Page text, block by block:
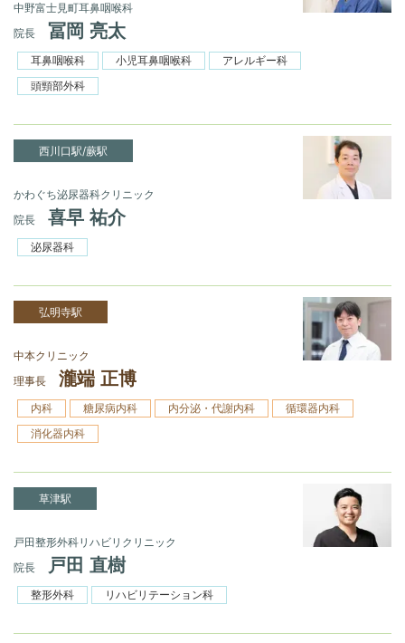
中野富士見町耳鼻咽喉科
院長
冨岡 亮太
耳鼻咽喉科 小児耳鼻咽喉科
アレルギー科
頭頸部外科
西川口駅/蕨駅
かわぐち泌尿器科クリニック
院長
喜早 祐介
泌尿器科
弘明寺駅
中本クリニック
理事長
瀧端 正博
内科 糖尿病内科 内分泌・代謝内科
循環器内科
消化器内科
草津駅
戸田整形外科リハビリクリニック
院長
戸田 直樹
整形外科 リハビリテーション科